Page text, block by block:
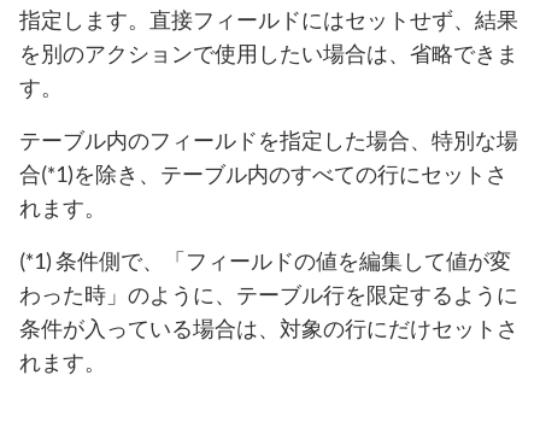
指定します。直接フィールドにはセットせず、結果
を別のアクションで使用したい場合は、省略できま
す。
テーブル内のフィールドを指定した場合、特別な場
合(*1)を除き、テーブル内のすべての行にセットさ
れます。
(*1) 条件側で、「フィールドの値を編集して値が変
わった時」のように、テーブル行を限定するように
条件が入っている場合は、対象の行にだけセットさ
れます。